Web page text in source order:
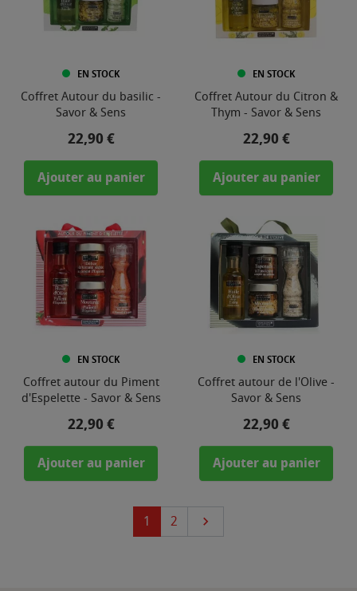
EN STOCK
Coffret Autour du basilic -
Savor & Sens
Prix
22,90 €
Ajouter au panier
EN STOCK
Coffret Autour du Citron &
Thym - Savor & Sens
Prix
22,90 €
Ajouter au panier
EN STOCK
Coffret autour du Piment
d'Espelette - Savor & Sens
Prix
22,90 €
Ajouter au panier
EN STOCK
Coffret autour de l'Olive -
Savor & Sens
Prix
22,90 €
Ajouter au panier
1 2 Suivant
